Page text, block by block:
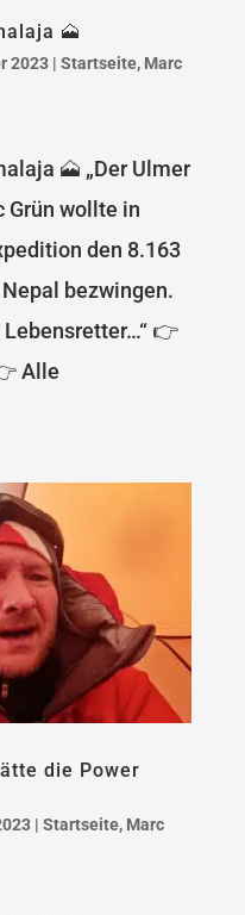
🗻
2023| Startseite, Marc
🗻 „Der Ulmer
Grün wollte in
den 8.163
bezwingen.
Lebensretter…“ 👉
Alle
die Power
| Startseite, Marc